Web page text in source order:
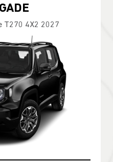
T270 4X2 2027